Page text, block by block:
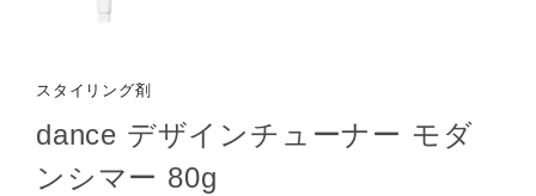
スタイリング剤
dance デザインチューナー モダ
ンシマー 80g